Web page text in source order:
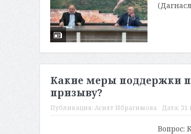
Какие меры поддержки
призыву?
Публикация: Асият Ибрагимова Дата: 31
Вопрос: